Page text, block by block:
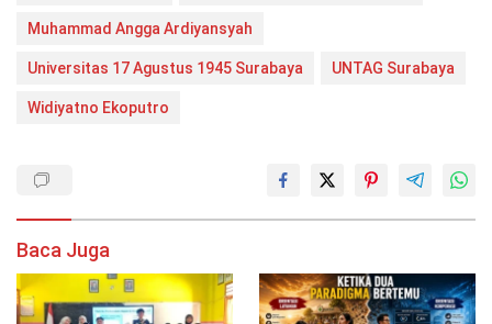
Muhammad Angga Ardiyansyah
Universitas 17 Agustus 1945 Surabaya UNTAG Surabaya
Widiyatno Ekoputro
Baca Juga